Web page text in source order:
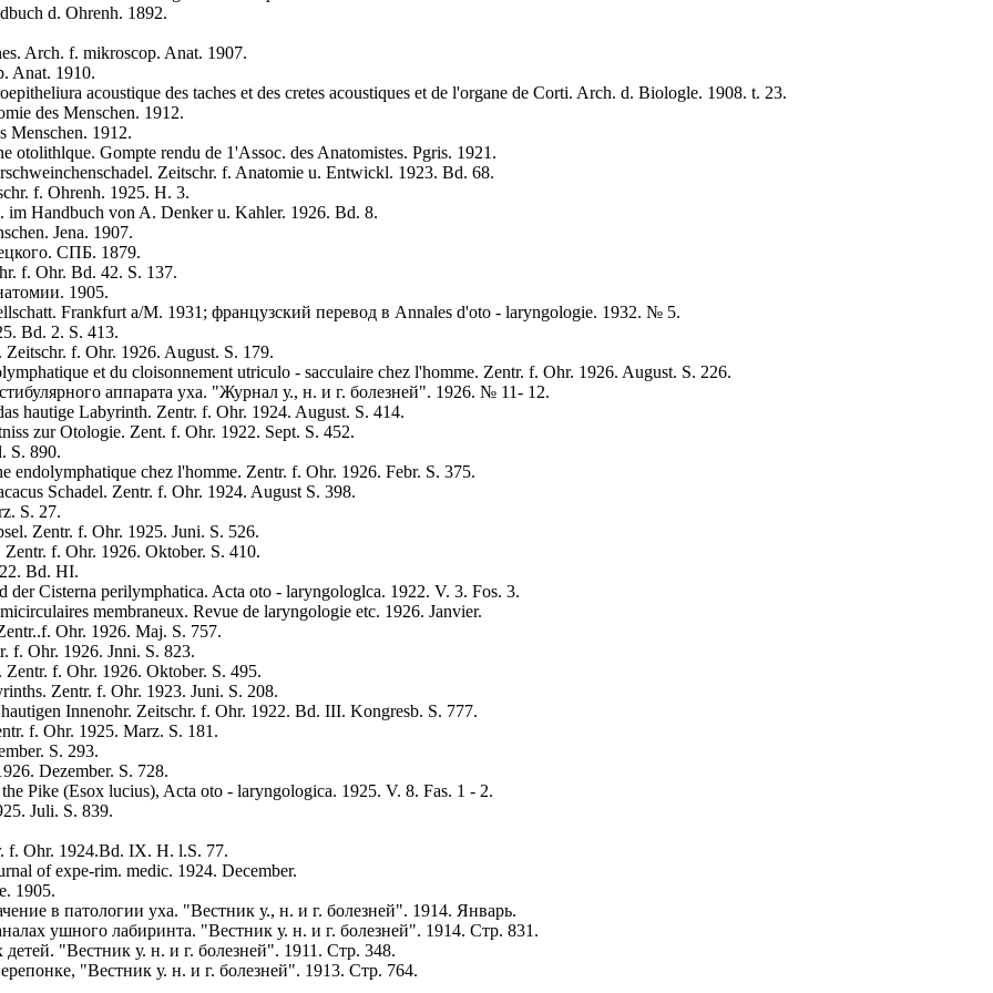
d. Ohrenh. 1892.
Arch. f. mikroscop. Anat. 1907.
Anat. 1910.
acoustique des taches et des cretes acoustiques et de l'organe de Corti. Arch. d. Biologle. 1908. t. 23.
des Menschen. 1912.
Menschen. 1912.
otolithlque. Gompte rendu de 1'Assoc. des Anatomistes. Pgris. 1921.
Zeitschr. f. Anatomie u. Entwickl. 1923. Bd. 68.
f. Ohrenh. 1925. H. 3.
im Handbuch von A. Denker u. Kahler. 1926. Bd. 8.
Jena. 1907.
СПБ. 1879.
f. Ohr. Bd. 42. S. 137.
1905.
Frankfurt a/M. 1931; французский перевод в Annales d'oto - laryngologie. 1932. № 5.
Bd. 2. S. 413.
f. Ohr. 1926. August. S. 179.
et du cloisonnement utriculo - sacculaire chez l'homme. Zentr. f. Ohr. 1926. August. S. 226.
аппарата уха. "Журнал у., н. и г. болезней". 1926. № 11- 12.
hautige Labyrinth. Zentr. f. Ohr. 1924. August. S. 414.
zur Otologie. Zent. f. Ohr. 1922. Sept. S. 452.
S. 890.
chez l'homme. Zentr. f. Ohr. 1926. Febr. S. 375.
Schadel. Zentr. f. Ohr. 1924. August S. 398.
S. 27.
Zentr. f. Ohr. 1925. Juni. S. 526.
f. Ohr. 1926. Oktober. S. 410.
Bd. HI.
Cisterna perilymphatica. Acta oto - laryngologlca. 1922. V. 3. Fos. 3.
membraneux. Revue de laryngologie etc. 1926. Janvier.
Ohr. 1926. Maj. S. 757.
f. Ohr. 1926. Jnni. S. 823.
f. Ohr. 1926. Oktober. S. 495.
Zentr. f. Ohr. 1923. Juni. S. 208.
Innenohr. Zeitschr. f. Ohr. 1922. Bd. III. Kongresb. S. 777.
f. Ohr. 1925. Marz. S. 181.
S. 293.
Dezember. S. 728.
Pike (Esox lucius), Acta oto - laryngologica. 1925. V. 8. Fas. 1 - 2.
Juli. S. 839.
f. Ohr. 1924.Bd. IX. H. l.S. 77.
of expe-rim. medic. 1924. December.
1905.
в патологии уха. "Вестник у., н. и г. болезней". 1914. Январь.
ушного лабиринта. "Вестник у. н. и г. болезней". 1914. Стр. 831.
"Вестник у. н. и г. болезней". 1911. Стр. 348.
"Вестник у. н. и г. болезней". 1913. Стр. 764.